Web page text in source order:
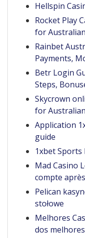
Hellspin
Rocket Play
for
Rainbet
Payments,
Betr Login
Steps,
Skycrown
for
Application
guide
1xbet
Mad Casino
compte
Pelican
stołowe
Melhores
dos